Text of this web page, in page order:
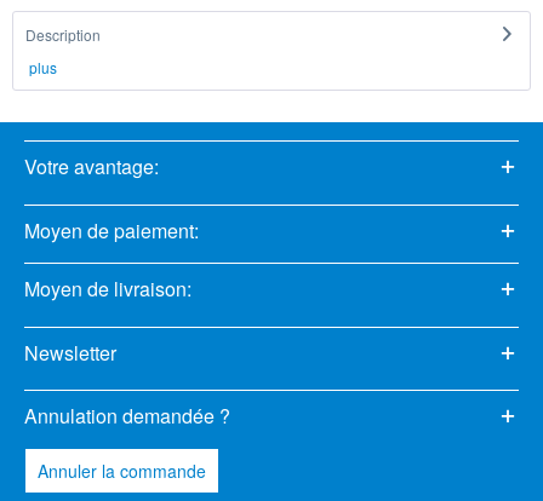
Description
plus
Votre avantage:
Moyen de paiement:
Moyen de livraison:
Newsletter
Annulation demandée ?
Annuler la commande